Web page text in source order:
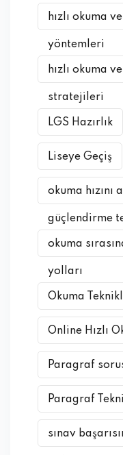
hızlı okuma
yöntemleri
hızlı okuma
stratejileri
LGS Hazırlık
Liseye Geçiş
okuma hızını
güçlendirme
okuma
yolları
Okuma
Online Hızlı
Paragraf
Paragraf
sınav